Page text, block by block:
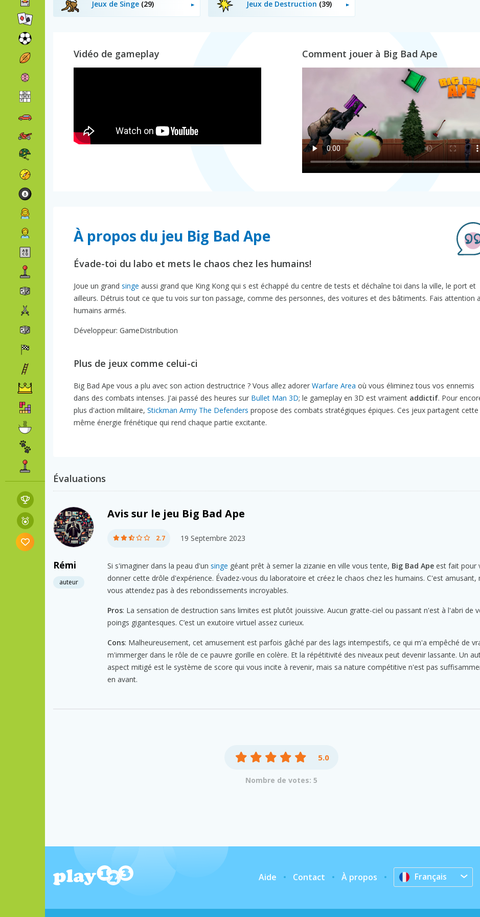
Jeux de Singe (29) Jeux de Destruction (39)
Vidéo de gameplay Comment jouer à Big Bad Ape
À propos du jeu Big Bad Ape
Évade-toi du labo et mets le chaos chez les humains!
Joue un grand singe aussi grand que King Kong qui s est échappé du centre de tests et déchaîne toi dans la ville, le port et
ailleurs. Détruis tout ce que tu vois sur ton passage, comme des personnes, des voitures et des bâtiments. Fais attention
humains armés.
Développeur: GameDistribution
Plus de jeux comme celui-ci
Big Bad Ape vous a plu avec son action destructrice ? Vous allez adorer Warfare Area où vous éliminez tous vos ennemis
dans des combats intenses. J'ai passé des heures sur Bullet Man 3D; le gameplay en 3D est vraiment addictif. Pour
plus d'action militaire, Stickman Army The Defenders propose des combats stratégiques épiques. Ces jeux partagent cette
même énergie frénétique qui rend chaque partie excitante.
Évaluations
Rémi
auteur
Avis sur le jeu Big Bad Ape
2.7 19 Septembre 2023
Si s'imaginer dans la peau d'un singe géant prêt à semer la zizanie en ville vous tente, Big Bad Ape est fait pour
donner cette drôle d'expérience. Évadez-vous du laboratoire et créez le chaos chez les humains. C'est amusant,
vous attendez pas à des rebondissements incroyables.
Pros: La sensation de destruction sans limites est plutôt jouissive. Aucun gratte-ciel ou passant n'est à l'abri de
poings gigantesques. C’est un exutoire virtuel assez curieux.
Cons: Malheureusement, cet amusement est parfois gâché par des lags intempestifs, ce qui m'a empêché de
m'immerger dans le rôle de ce pauvre gorille en colère. Et la répétitivité des niveaux peut devenir lassante. Un
aspect mitigé est le système de score qui vous incite à revenir, mais sa nature compétitive n'est pas
en avant.
5.0
Nombre de votes: 5
Aide Contact À propos Français